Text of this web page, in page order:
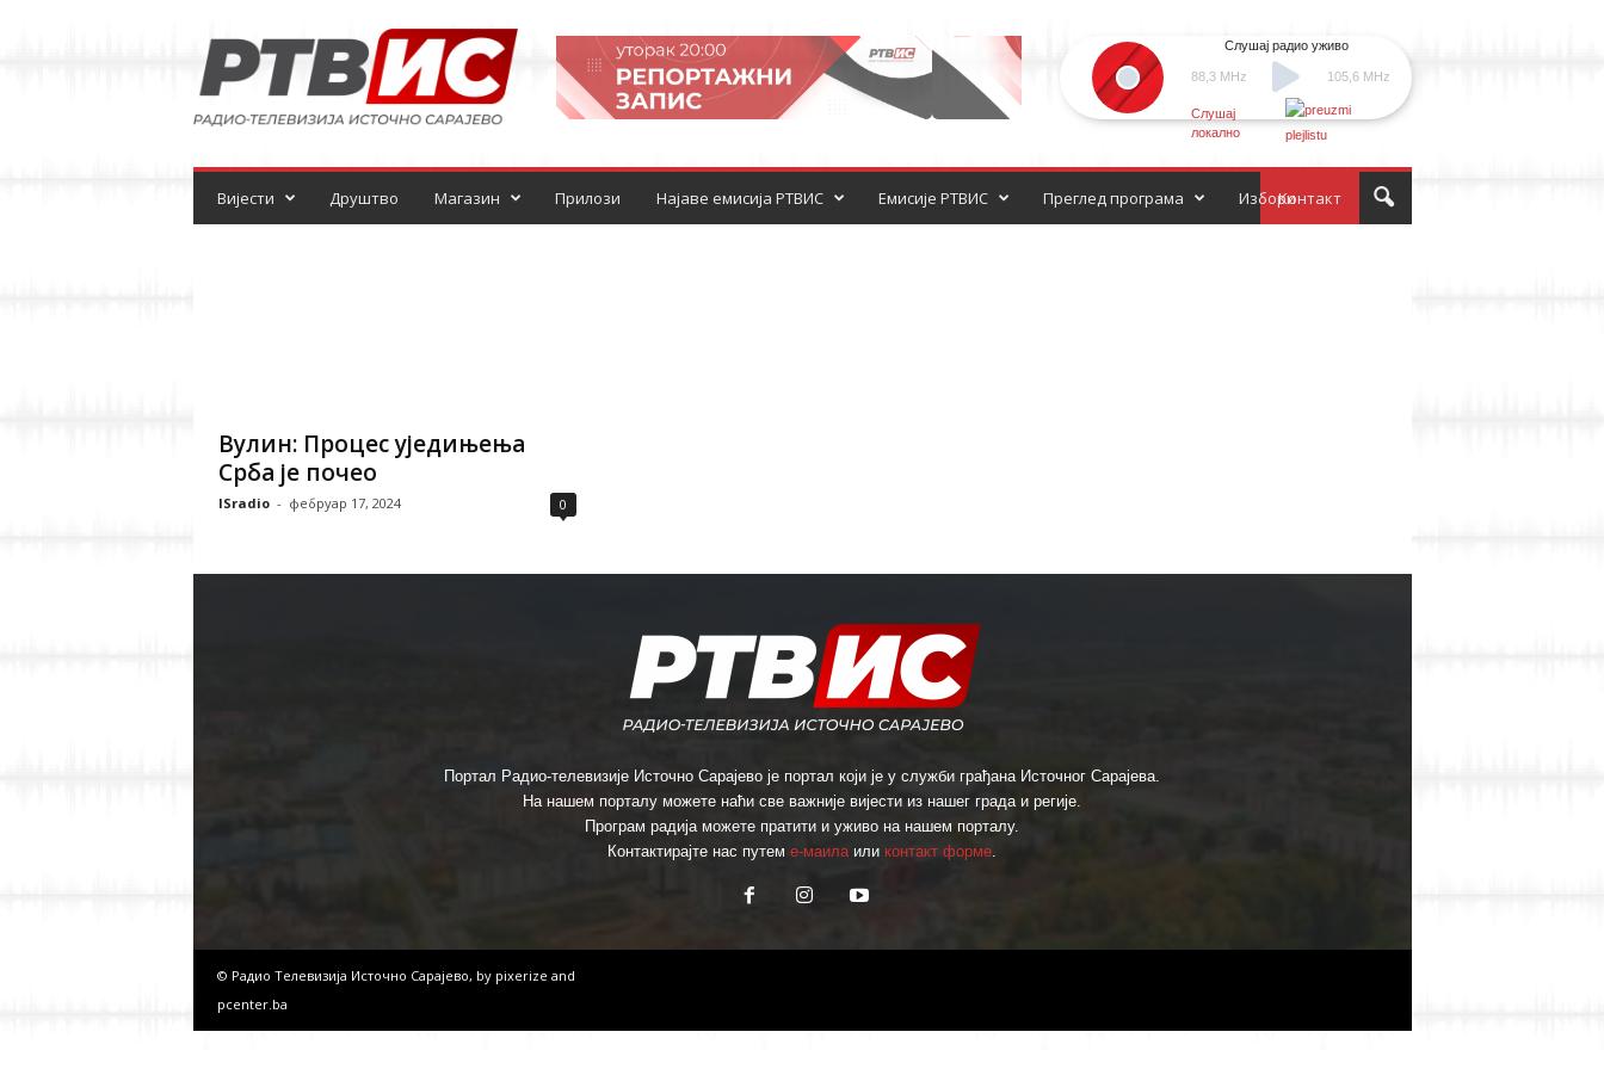
и
о
т
л
88,3 MHz
Слушај радио уживо
105,6 MHz
Слушај
локално
Вијести Друштво Магазин Прилози Најаве емисија РТВИС Емисије РТВИС Контакт
Преглед програма Избори
Вулин: Процес уједињења
Срба је почео
ISradio - фебруар 17, 2024 0
Портал Радио-телевизије Источно Сарајево је портал који је у служби грађана Источног Сарајева.
На нашем порталу можете наћи све важније вијести из нашег града и регије.
Програм радија можете пратити и уживо на нашем порталу.
Контактирајте нас путем е-маилаили контакт форме.
© Радио Телевизија Источно Сарајево, by pixerize and
pcenter.ba